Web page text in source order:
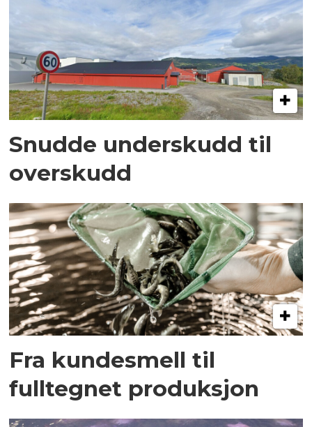
Snudde underskudd til
overskudd
Fra kundesmell til
fulltegnet produksjon